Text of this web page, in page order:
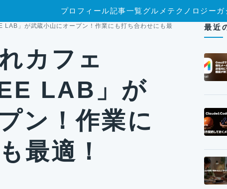
プロフィール記事一覧グルメ テクノロジー ガ
」が武蔵小山にオープン！作業にも打ち合わせにも最適！
カフェ
LAB」が
ン！作業に
最適！
最近